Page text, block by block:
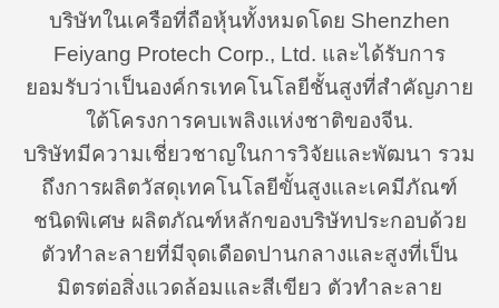
บริษัทในเครือที่ถือหุ้นทั้งหมดโดย Shenzhen
Feiyang Protech Corp., Ltd. และได้รับการ
ยอมรับว่าเป็นองค์กรเทคโนโลยีชั้นสูงที่สำคัญภาย
ใต้โครงการคบเพลิงแห่งชาติของจีน.
บริษัทมีความเชี่ยวชาญในการวิจัยและพัฒนา รวม
ถึงการผลิตวัสดุเทคโนโลยีขั้นสูงและเคมีภัณฑ์
ชนิดพิเศษ ผลิตภัณฑ์หลักของบริษัทประกอบด้วย
ตัวทำละลายที่มีจุดเดือดปานกลางและสูงที่เป็น
มิตรต่อสิ่งแวดล้อมและสีเขียว ตัวทำละลาย